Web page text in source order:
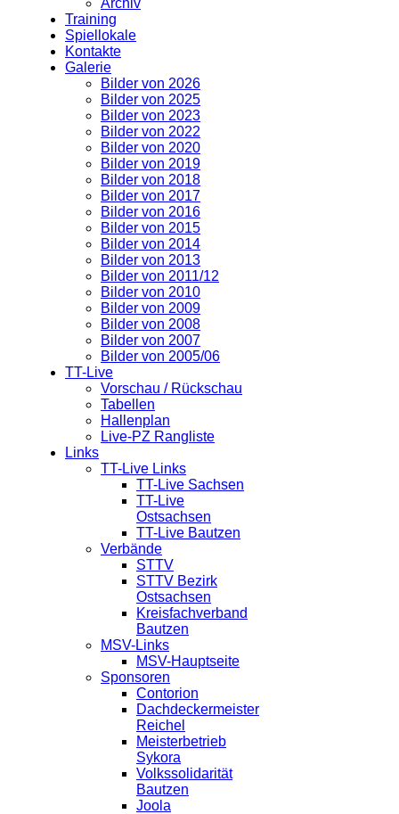
Archiv
Training
Spiellokale
Kontakte
Galerie
Bilder von 2026
Bilder von 2025
Bilder von 2023
Bilder von 2022
Bilder von 2020
Bilder von 2019
Bilder von 2018
Bilder von 2017
Bilder von 2016
Bilder von 2015
Bilder von 2014
Bilder von 2013
Bilder von 2011/12
Bilder von 2010
Bilder von 2009
Bilder von 2008
Bilder von 2007
Bilder von 2005/06
TT-Live
Vorschau / Rückschau
Tabellen
Hallenplan
Live-PZ Rangliste
Links
TT-Live Links
TT-Live Sachsen
TT-Live
Ostsachsen
TT-Live Bautzen
Verbände
STTV
STTV Bezirk
Ostsachsen
Kreisfachverband
Bautzen
MSV-Links
MSV-Hauptseite
Sponsoren
Contorion
Dachdeckermeister
Reichel
Meisterbetrieb
Sykora
Volkssolidarität
Bautzen
Joola